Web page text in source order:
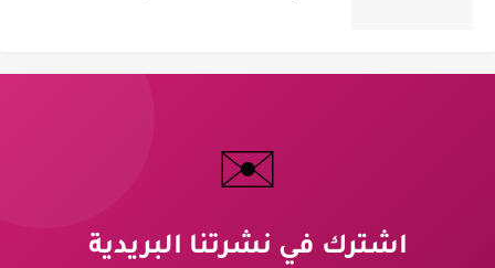
✉️
اشترك في نشرتنا البريدية